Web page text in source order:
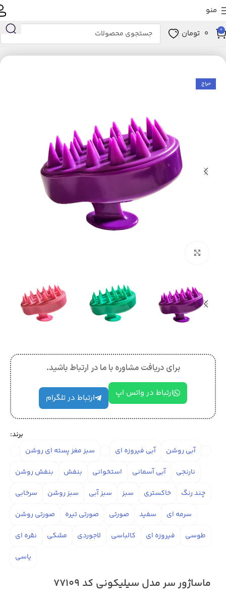
منو
0
0 تومان
خانه زیبایی و سلامت ابزار سلامت ماساژور
حراج
برای دریافت مشاوره با ما در ارتباط باشید.
ارتباط در واتس اپ ارتباط در تلگرام
برند:
آبی روشن
آبی فیروزه ای
سبز مغز پسته ای روشن
نارنجی
آبی آسمانی استخوانی بنفش
بنفش روشن
چند رنگ
خاکستری سبز سبز آبی سبز روشن
سرخابی
سرمه ای
سفید صورتی صورتی تیره
صورتی روشن
طوسی
فیروزه ای کالباسی لاجوردی مشکی
نقره ای
یاسی
ماساژور سر مدل سیلیکونی کد 77109